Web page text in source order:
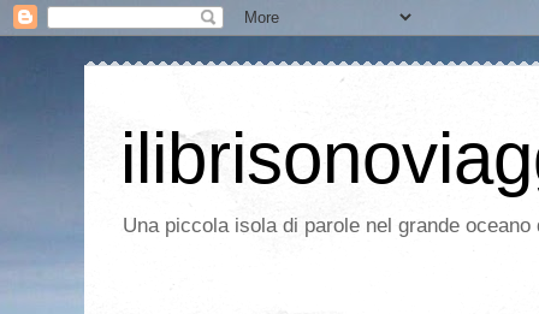
Una piccola isola di parole nel grande